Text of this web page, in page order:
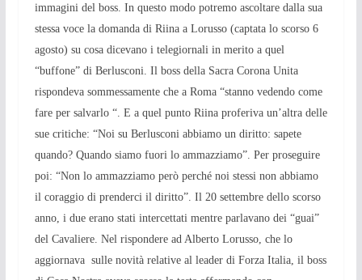
immagini del boss. In questo modo potremo ascoltare dalla sua
stessa voce la domanda di Riina a Lorusso (captata lo scorso 6
agosto) su cosa dicevano i telegiornali in merito a quel
“buffone” di Berlusconi. Il boss della Sacra Corona Unita
rispondeva sommessamente che a Roma “stanno vedendo come
fare per salvarlo “. E a quel punto Riina proferiva un’altra delle
sue critiche: “Noi su Berlusconi abbiamo un diritto: sapete
quando? Quando siamo fuori lo ammazziamo”. Per proseguire
poi: “Non lo ammazziamo però perché noi stessi non abbiamo
il coraggio di prenderci il diritto”. Il 20 settembre dello scorso
anno, i due erano stati intercettati mentre parlavano dei “guai”
del Cavaliere. Nel rispondere ad Alberto Lorusso, che lo
aggiornava sulle novità relative al leader di Forza Italia, il boss